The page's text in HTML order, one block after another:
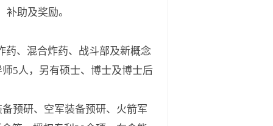
助及奖励。
药、混合炸药、战斗部及新概念
5人，另有硕士、博士及博士后
预研、空军装备预研、火箭军